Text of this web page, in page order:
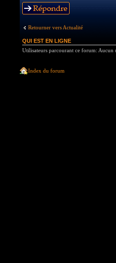
Répondre
Retourner vers Actualité
QUI EST EN LIGNE
Utilisateurs parcourant ce forum: Aucun
Index du forum